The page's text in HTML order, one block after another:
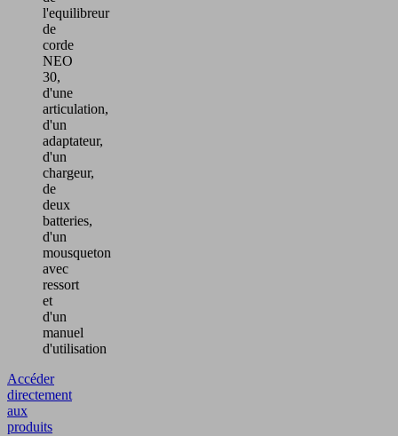
l'equilibreur
de
corde
NEO
30,
d'une
articulation,
d'un
adaptateur,
d'un
chargeur,
de
deux
batteries,
d'un
mousqueton
avec
ressort
et
d'un
manuel
d'utilisation
Accéder
directement
aux
produits